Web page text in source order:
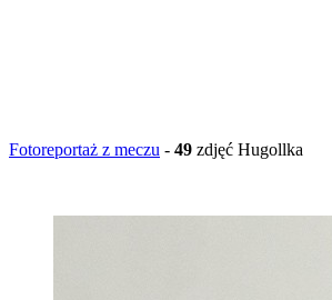
Fotoreportaż z meczu - 49 zdjęć Hugollka